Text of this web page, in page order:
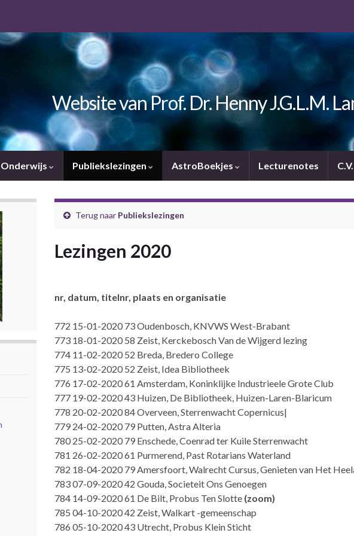
Website van Prof. Dr. Henny J.G.L.M.
Onderwijs Publiekslezingen AstroBoekjes Lecturenotes
Terug naar Publiekslezingen
Lezingen 2020
nr, datum, titelnr, plaats en organisatie
772 15-01-2020 73 Oudenbosch, KNVWS West-Brabant
773 18-01-2020 58 Zeist, Kerckebosch Van de Wijgerd lezing
774 11-02-2020 52 Breda, Bredero College
775 13-02-2020 52 Zeist, Idea Bibliotheek
776 17-02-2020 61 Amsterdam, Koninklijke Industrieele Grote Club
777 19-02-2020 43 Huizen, De Bibliotheek, Huizen-Laren-Blaricum
778 20-02-2020 84 Overveen, Sterrenwacht Copernicus|
779 24-02-2020 79 Putten, Astra Alteria
780 25-02-2020 79 Enschede, Coenrad ter Kuile Sterrenwacht
781 26-02-2020 61 Purmerend, Past Rotarians Waterland
782 18-04-2020 79 Amersfoort, Walrecht Cursus, Genieten van Het
783 07-09-2020 42 Gouda, Societeit Ons Genoegen
784 14-09-2020 61 De Bilt, Probus Ten Slotte (zoom)
785 04-10-2020 42 Zeist, Walkart -gemeenschap
786 05-10-2020 43 Utrecht, Probus Klein Sticht